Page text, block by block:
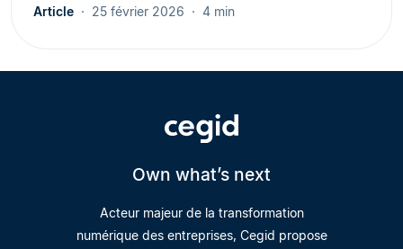
Article 25 février 2026 4 min
Own what’s next
Acteur majeur de la transformation
numérique des entreprises, Cegid propose